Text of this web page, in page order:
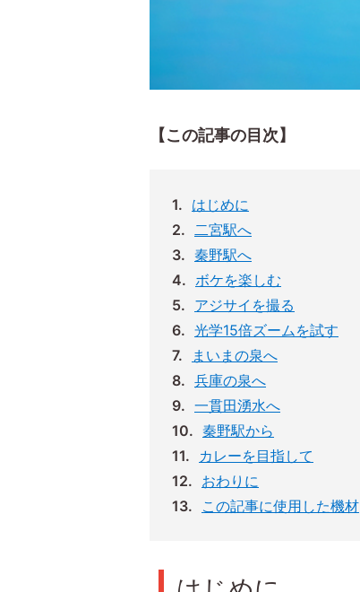
【この記事の目次】
はじめに
二宮駅へ
秦野駅へ
ボケを楽しむ
アジサイを撮る
光学15倍ズームを試す
まいまの泉へ
兵庫の泉へ
一貫田湧水へ
秦野駅から
カレーを目指して
おわりに
この記事に使用した機材